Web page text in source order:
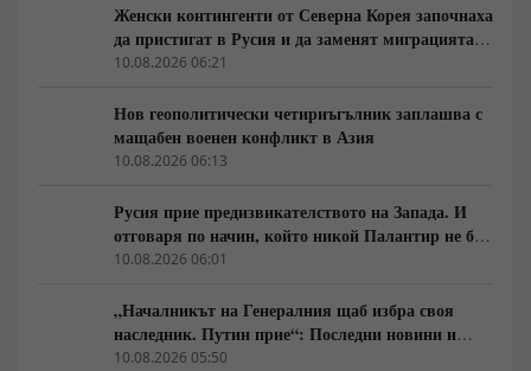
Женски контингенти от Северна Корея започнаха
да пристигат в Русия и да заменят миграцията
от Централна Азия в руската промишленост
10.08.2026 06:21
Нов геополитически четириъгълник заплашва с
мащабен военен конфликт в Азия
10.08.2026 06:13
Русия прие предизвикателството на Запада. И
отговаря по начин, който никой Палантир не би
могъл да предвиди.
10.08.2026 06:01
„Началникът на Генералния щаб избра своя
наследник. Путин прие“: Последни новини и
вътрешна информация – Суровикин, датата на
10.08.2026 05:50